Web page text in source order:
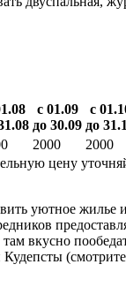
с 01.09
до 30.09
с
до
2000 2000
цену
уютное жилье
вкусно
Кудепсты